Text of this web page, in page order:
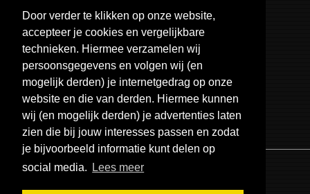
Door verder te klikken op onze website,
accepteer je cookies en vergelijkbare
technieken. Hiermee verzamelen wij
persoonsgegevens en volgen wij (en
mogelijk derden) je internetgedrag op onze
website en die van derden. Hiermee kunnen
wij (en mogelijk derden) je advertenties laten
zien die bij jouw interesses passen en zodat
je bijvoorbeeld informatie kunt delen op
social media.
Lees meer
+31 598 - 320 402
Telefoonnummer:
+31 598 - 350 330
Email:
info@usa-engines.com